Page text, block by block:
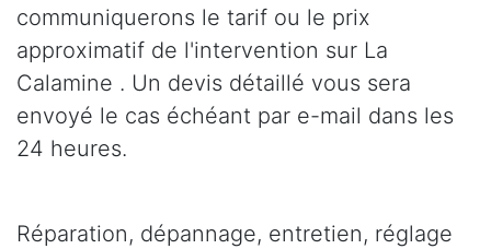
communiquerons le tarif ou le prix
approximatif de l'intervention sur La
Calamine . Un devis détaillé vous sera
envoyé le cas échéant par e-mail dans les
24 heures.
Réparation, dépannage, entretien, réglage